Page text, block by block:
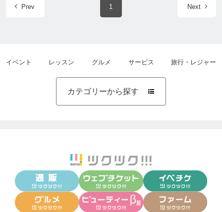
Prev 1 Next
イベント レッスン グルメ サービス 旅行・レジャー
カテゴリーから探す 